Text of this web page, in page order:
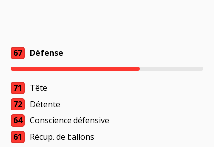
67 Défense
71
Tête
72
Détente
64
Conscience défensive
61
Récup. de ballons